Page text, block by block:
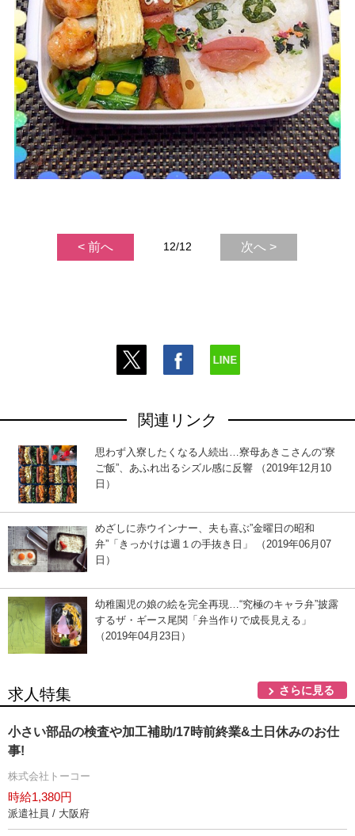
< 前へ 12/12 次へ >
関連リンク
思わず入寮したくなる人続出…寮母あきこさんの“寮
ご飯”、あふれ出るシズル感に反響 （2019年12月10
日）
めざしに赤ウインナー、夫も喜ぶ”金曜日の昭和
弁”「きっかけは週１の手抜き日」 （2019年06月07
日）
幼稚園児の娘の絵を完全再現…“究極のキャラ弁”披露
するザ・ギース尾関「弁当作りで成長見える」
（2019年04月23日）
求人特集 さらに見る
小さい部品の検査や加工補助/17時前終業&土日休みのお仕
事!
株式会社トーコー
時給1,380円
派遣社員 / 大阪府